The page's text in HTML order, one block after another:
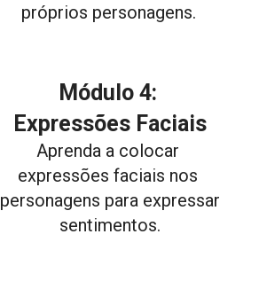
Módulo 4:
Expressões Faciais
Aprenda a colocar
expressões faciais nos
personagens para expressar
sentimentos.
próprios personagens.